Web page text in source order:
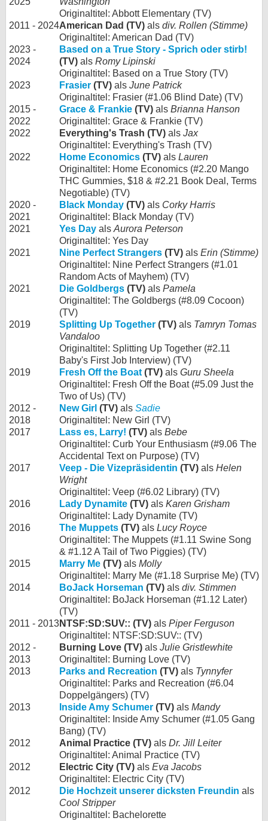
Originaltitel: Abbott Elementary (TV)
2011 - 2024American Dad (TV) als div. Rollen (Stimme)
Originaltitel: American Dad (TV)
2023 -
2024
Based on a True Story - Sprich oder stirb!
(TV) als Romy Lipinski
Originaltitel: Based on a True Story (TV)
2023
Frasier (TV) als June Patrick
Originaltitel: Frasier (#1.06 Blind Date) (TV)
2015 -
2022
Grace & Frankie (TV) als Brianna Hanson
Originaltitel: Grace & Frankie (TV)
2022
Everything's Trash (TV) als Jax
Originaltitel: Everything's Trash (TV)
2022
Home Economics (TV) als Lauren
Originaltitel: Home Economics (#2.20 Mango
THC Gummies, $18 & #2.21 Book Deal, Terms
Negotiable) (TV)
2020 -
2021
Black Monday (TV) als Corky Harris
Originaltitel: Black Monday (TV)
2021
Yes Day als Aurora Peterson
Originaltitel: Yes Day
2021
Nine Perfect Strangers (TV) als Erin (Stimme)
Originaltitel: Nine Perfect Strangers (#1.01
Random Acts of Mayhem) (TV)
2021
Die Goldbergs (TV) als Pamela
Originaltitel: The Goldbergs (#8.09 Cocoon)
(TV)
2019
Splitting Up Together (TV) als Tamryn Tomas
Vandaloo
Originaltitel: Splitting Up Together (#2.11
Baby's First Job Interview) (TV)
2019
Fresh Off the Boat (TV) als Guru Sheela
Originaltitel: Fresh Off the Boat (#5.09 Just the
Two of Us) (TV)
2012 -
2018
New Girl (TV) als Sadie
Originaltitel: New Girl (TV)
2017
Lass es, Larry! (TV) als Bebe
Originaltitel: Curb Your Enthusiasm (#9.06 The
Accidental Text on Purpose) (TV)
2017
Veep - Die Vizepräsidentin (TV) als Helen
Wright
Originaltitel: Veep (#6.02 Library) (TV)
2016
Lady Dynamite (TV) als Karen Grisham
Originaltitel: Lady Dynamite (TV)
2016
The Muppets (TV) als Lucy Royce
Originaltitel: The Muppets (#1.11 Swine Song
& #1.12 A Tail of Two Piggies) (TV)
2015
Marry Me (TV) als Molly
Originaltitel: Marry Me (#1.18 Surprise Me) (TV)
2014
BoJack Horseman (TV) als div. Stimmen
Originaltitel: BoJack Horseman (#1.12 Later)
(TV)
2011 - 2013NTSF:SD:SUV:: (TV) als Piper Ferguson
Originaltitel: NTSF:SD:SUV:: (TV)
2012 -
2013
Burning Love (TV) als Julie Gristlewhite
Originaltitel: Burning Love (TV)
2013
Parks and Recreation (TV) als Tynnyfer
Originaltitel: Parks and Recreation (#6.04
Doppelgängers) (TV)
2013
Inside Amy Schumer (TV) als Mandy
Originaltitel: Inside Amy Schumer (#1.05 Gang
Bang) (TV)
2012
Animal Practice (TV) als Dr. Jill Leiter
Originaltitel: Animal Practice (TV)
2012
Electric City (TV) als Eva Jacobs
Originaltitel: Electric City (TV)
2012
Die Hochzeit unserer dicksten Freundin als
Cool Stripper
Originaltitel: Bachelorette